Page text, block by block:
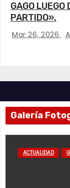
GAGO LUEGO
PARTIDO».
Mar 26, 2026
Galería
ACTUALIDAD